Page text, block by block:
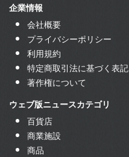
企業情報
会社概要
プライバシーポリシー
利用規約
特定商取引法に基づく表記
著作権について
ウェブ版ニュースカテゴリ
百貨店
商業施設
商品